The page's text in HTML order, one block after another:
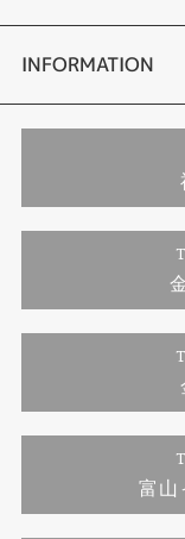
セットリング
婚約ネックレス
エタニティリング
プロポーズサポート
ブランドリスト
ジュエリーリフォー
福井指輪工房｜手作
福井指輪工房｜手作
福井指輪工房｜手作
会社概要
お客様の声
INFORMATION
プライバシーポリシ
富